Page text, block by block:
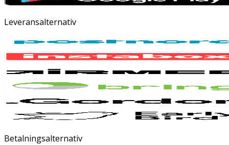
Leveransalternativ
Betalningsalternativ